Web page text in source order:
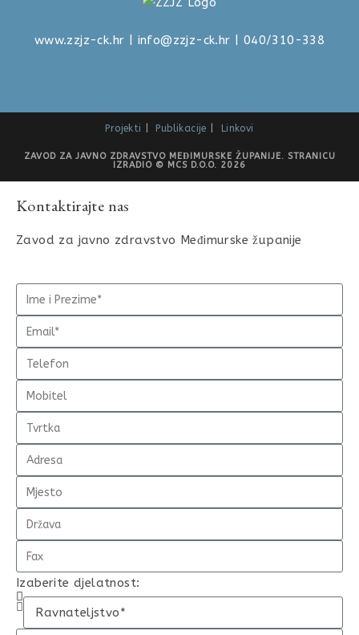
www.zzjz-ck.hr info@zzjz-ck.hr | 040/310-338
Projekti Publikacije Linkovi
ZAVOD ZA JAVNO ZDRAVSTVO MEĐIMURSKE ŽUPANIJE. STRANICU
IZRADIO © MCS D.O.O. 2026
Kontaktirajte nas
Zavod za javno zdravstvo Međimurske županije
Izaberite djelatnost: